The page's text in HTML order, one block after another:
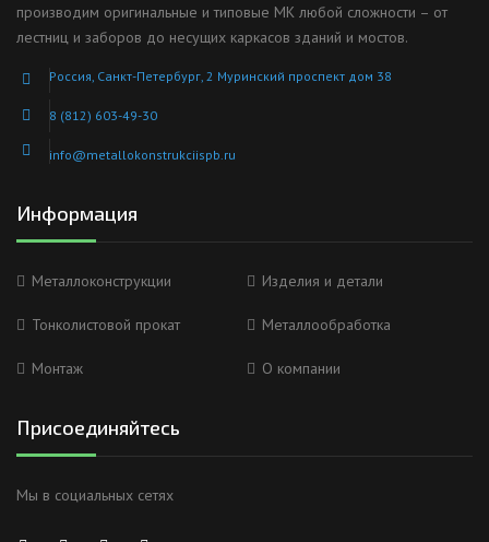
производим оригинальные и типовые МК любой сложности – от
лестниц и заборов до несущих каркасов зданий и мостов.
Россия, Санкт-Петербург, 2 Муринский проспект дом 38
8 (812) 603-49-30
info@metallokonstrukciispb.ru
Информация
Металлоконструкции Изделия и детали
Тонколистовой прокат Металлообработка
Монтаж О компании
Присоединяйтесь
Мы в социальных сетях